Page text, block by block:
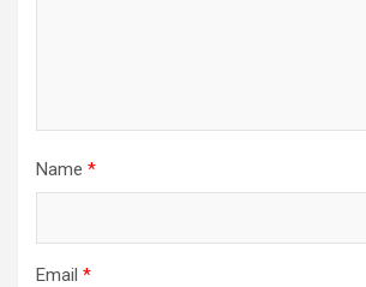
Name *
Email *